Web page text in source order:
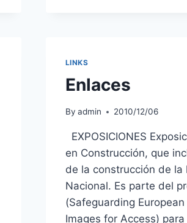
LINKS
Enlaces
By admin 2010/12/06
EXPOSICIONES
en Construcción, que
de la construcción de la
Nacional. Es parte del
(Safeguarding
Images for Access)